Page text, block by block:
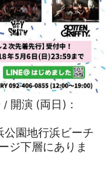
/ 開演 (両日)：
公園地行浜ビーチ
ジ下層にありま